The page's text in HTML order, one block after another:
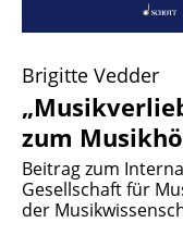
Brigitte Vedder
zum
Beitrag zum
Gesellschaft für
der